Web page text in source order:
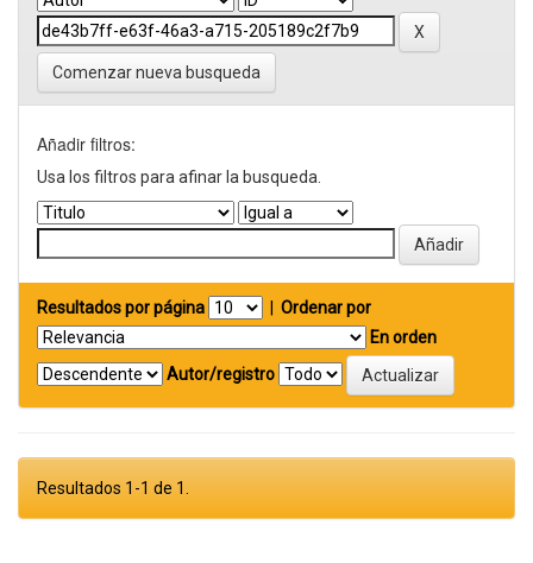
Comenzar nueva busqueda
Añadir filtros:
Usa los filtros para afinar la busqueda.
Resultados por página
Ordenar por
En orden
Autor/registro
Resultados 1-1 de 1.